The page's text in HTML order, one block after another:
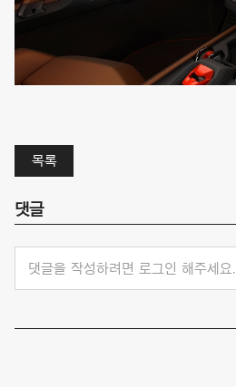
목록
댓글
댓글을 작성하려면 로그인 해주세요.